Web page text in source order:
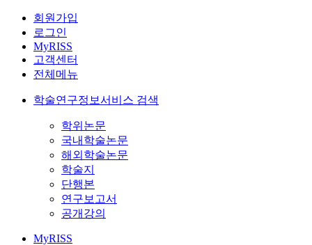
회원가입
로그인
MyRISS
고객센터
전체메뉴
학술연구정보서비스 검색
학위논문
국내학술논문
해외학술논문
학술지
단행본
연구보고서
공개강의
MyRISS